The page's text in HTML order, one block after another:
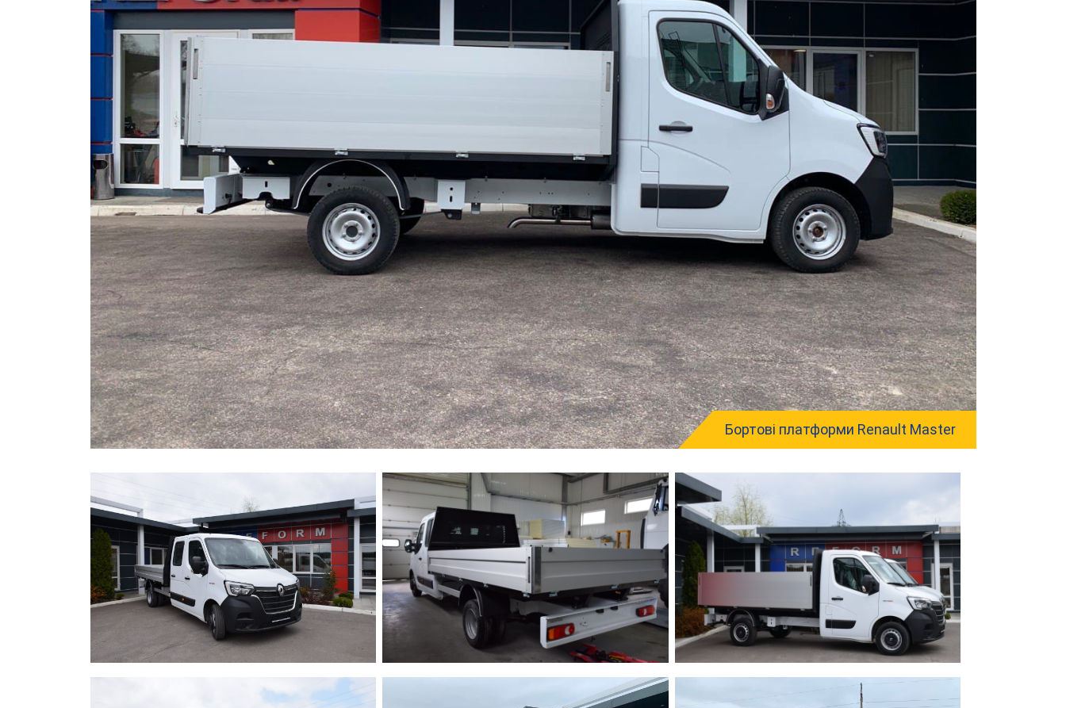
Бортові платформи Renault Master